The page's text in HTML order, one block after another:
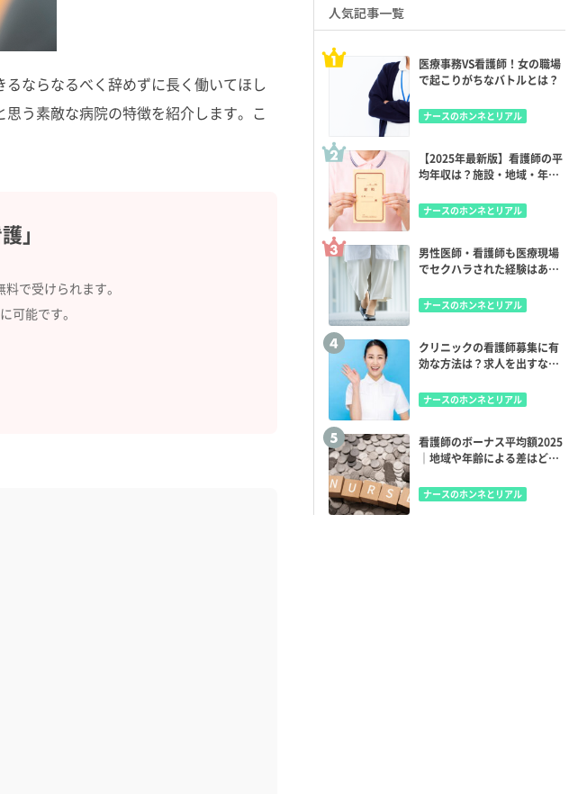
ならなるべく辞めずに長く働いてほし
う素敵な病院の特徴を紹介します。こ
」
で受けられます。
可能です。
人気記事一覧
医療事務VS看護師！女の職場
で起こりがちなバトルとは？
ナースのホンネとリアル
【2025年最新版】看護師の平
均年収は？施設・地域・年齢
のコツも
ナースのホンネとリアル
男性医師・看護師も医療現場
でセクハラされた経験はあ
ナースのホンネとリアル
クリニックの看護師募集に有
効な方法は？求人を出すなら
ナースのホンネとリアル
看護師のボーナス平均額2025
｜地域や年齢による差はどの
ナースのホンネとリアル